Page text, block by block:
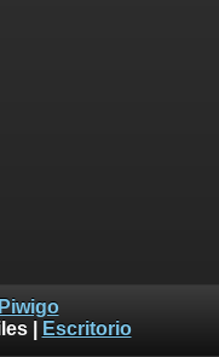
Piwigo
| Escritorio